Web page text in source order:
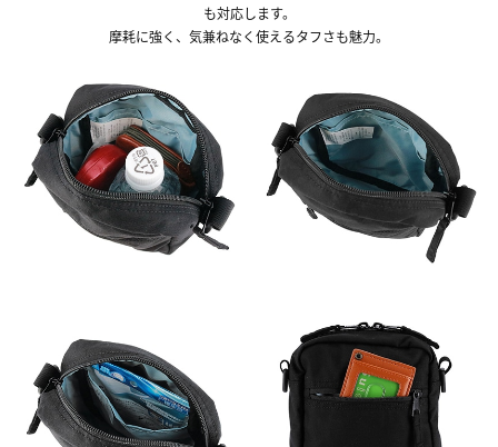
も対応します。
摩耗に強く、気兼ねなく使えるタフさも魅力。